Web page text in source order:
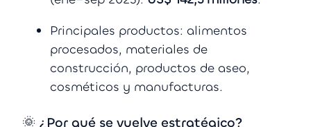
Principales productos: alimentos
procesados, materiales de
construcción, productos de aseo,
cosméticos y manufacturas.
🌞 ¿Por qué se vuelve estratégico?